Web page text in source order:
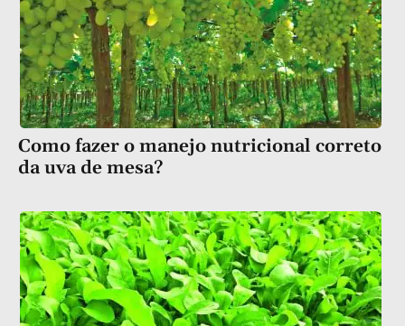
Como fazer o manejo nutricional correto
da uva de mesa?